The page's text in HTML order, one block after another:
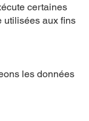
certaines
utilisées aux fins
les données